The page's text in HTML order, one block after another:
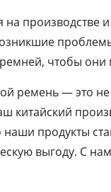
производстве и
чтобы
ремень — это не
китайский
продукты
выгоду. С